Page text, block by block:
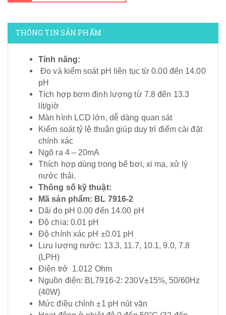
THÔNG TIN SẢN PHẨM
Tính năng:
Đo và kiểm soát pH liên tục từ 0.00 đến 14.00
pH
Tích hợp bơm định lượng từ 7.8 đến 13.3
lít/giờ
Màn hình LCD lớn, dễ dàng quan sát
Kiểm soát tỷ lệ thuận giúp duy trì điểm cài đặt
chính xác
Ngõ ra 4 – 20mA
Thích hợp dùng trong bể bơi, xi mạ, xử lý
nước thải.
Thông số kỹ thuật:
Mã sản phẩm: BL 7916-2
Dãi đo pH 0.00 đến 14.00 pH
Độ chia: 0.01 pH
Độ chính xác pH ±0.01 pH
Lưu lượng nước: 13.3, 11.7, 10.1, 9.0, 7.8
(LPH)
Điện trở 1.012 Ohm
Nguồn điện: BL7916-2: 230V±15%, 50/60Hz
(40W)
Mức điều chỉnh ±1 pH nút vặn